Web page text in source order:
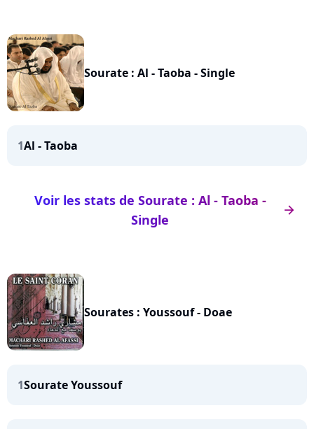
Sourate : Al - Taoba - Single
1Al - Taoba
arrow_right
Voir les stats de Sourate : Al - Taoba -
Single
Sourates : Youssouf - Doae
1Sourate Youssouf